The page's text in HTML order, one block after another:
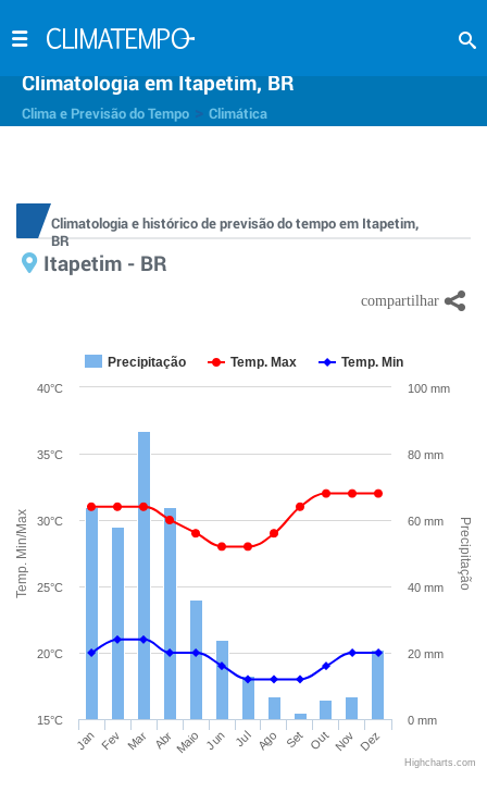
Climatologia em Itapetim, BR
Clima e Previsão do Tempo Climática
Climatologia e histórico de previsão do tempo em Itapetim,
BR
Itapetim - BR
Temp. Min/Max Precipitação
Precipitação Temp. Max Temp. Min
Jan Fev Mar Abr Maio Jun Jul Ago Set Out Nov Dez
15°C
20°C
25°C
30°C
35°C
40°C
0 mm
20 mm
40 mm
60 mm
80 mm
100 mm
Highcharts.com